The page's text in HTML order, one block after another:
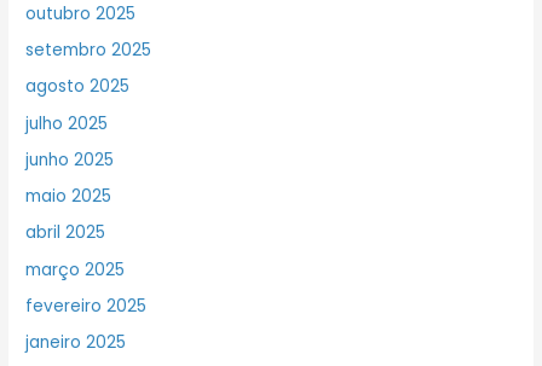
outubro 2025
setembro 2025
agosto 2025
julho 2025
junho 2025
maio 2025
abril 2025
março 2025
fevereiro 2025
janeiro 2025